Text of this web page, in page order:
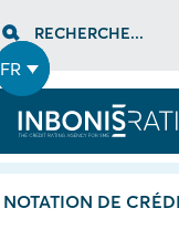
RECHERCHE...
FR
NOTATION DE